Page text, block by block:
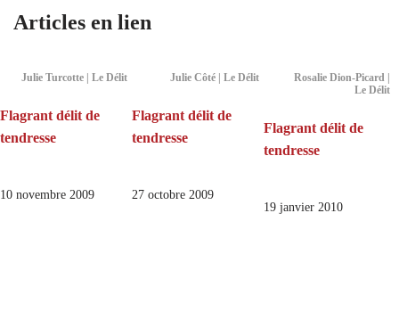
Articles en lien
Julie Turcotte | Le Délit
Flagrant délit de
tendresse
10 novembre 2009
Julie Côté | Le Délit
Flagrant délit de
tendresse
27 octobre 2009
Rosalie Dion-Picard |
Le Délit
Flagrant délit de
tendresse
19 janvier 2010